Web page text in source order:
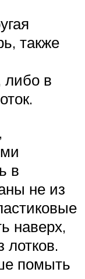
также
в
в
не из
наверх,
лотков.
помыть